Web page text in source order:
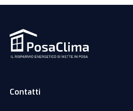
Contatti